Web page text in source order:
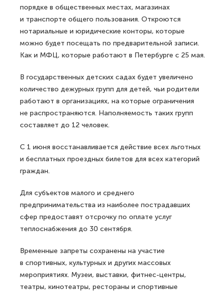
порядке в общественных местах, магазинах
и транспорте общего пользования. Откроются
нотариальные и юридические конторы, которые
можно будет посещать по предварительной записи.
Как и МФЦ, которые работают в Петербурге с 25 мая.
В государственных детских садах будет увеличено
количество дежурных групп для детей, чьи родители
работают в организациях, на которые ограничения
не распространяются. Наполняемость таких групп
составляет до 12 человек.
С 1 июня восстанавливается действие всех льготных
и бесплатных проездных билетов для всех категорий
граждан.
Для субъектов малого и среднего
предпринимательства из наиболее пострадавших
сфер предоставят отсрочку по оплате услуг
теплоснабжения до 30 сентября.
Временные запреты сохранены на участие
в спортивных, культурных и других массовых
мероприятиях. Музеи, выставки, фитнес-центры,
театры, кинотеатры, рестораны и спортивные